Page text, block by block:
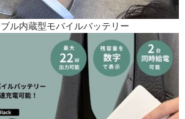
ル内蔵型モバイルバッテリー